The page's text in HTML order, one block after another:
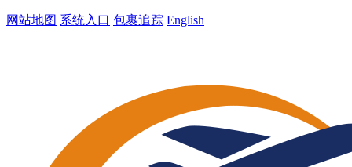
网站地图 系统入口 包裹追踪 English